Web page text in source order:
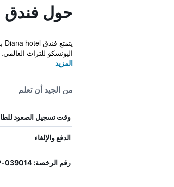
حول فندق
اليونسكو للتراث
المزيد
من الجيد أن تعلم
وقت تسجيل الصعود
الدفع والإلغاء
رقم الرخصة: 039014-AL-00069, IT039014A1KQUUMMXP